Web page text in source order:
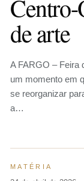
Centro-
de arte
A FARGO – Feira
um momento em
se reorganizar
a…
MATÉRIA